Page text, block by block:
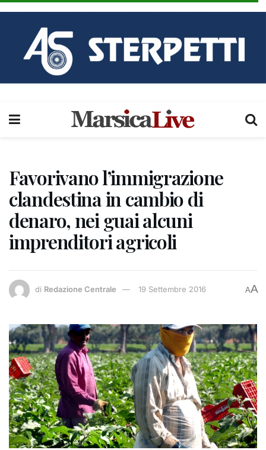
Favorivano l’immigrazione
clandestina in cambio di
denaro, nei guai alcuni
imprenditori agricoli
di Redazione Centrale 19 Settembre 2016 AA